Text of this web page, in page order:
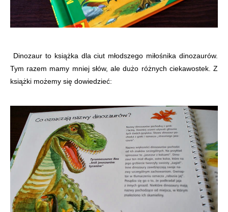
Dinozaur to książka dla ciut młodszego miłośnika dinozaurów.
Tym razem mamy mniej słów, ale dużo różnych ciekawostek. Z
książki możemy się dowiedzieć: